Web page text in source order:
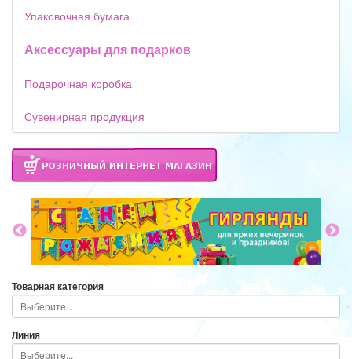
Упаковочная бумага
Аксессуары для подарков
Подарочная коробка
Сувенирная продукция
Товарная категория
Линия